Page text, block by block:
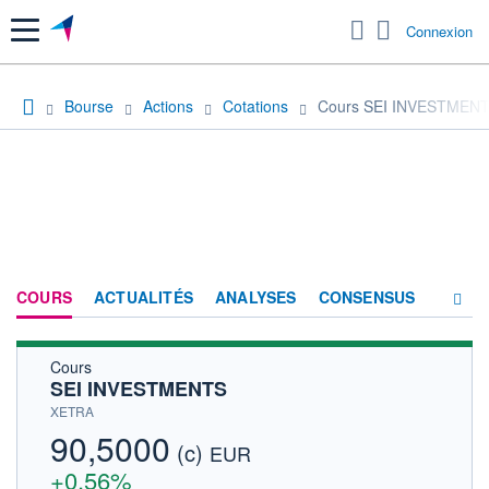
Menu Connexion
Bourse Actions Cotations Cours SEI
COURS ACTUALITÉS ANALYSES CONSENSUS
ACTIONNAIRES
Cours
SEI INVESTMENTS
XETRA
90,5000 (c) EUR
+0,56%